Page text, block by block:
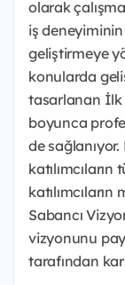
olarak
iş deneyiminin
geliştirmeye
konularda
tasarlanan İlk
boyunca
de
Sabancı
vizyonunu
tarafından